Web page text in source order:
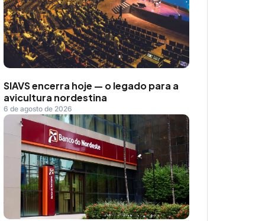
SIAVS encerra hoje — o legado para a
avicultura nordestina
6 de agosto de 2026